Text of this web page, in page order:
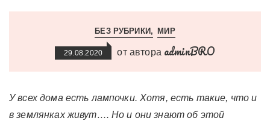
БЕЗ РУБРИКИ МИР
29.08.2020 от автора adminBRO
У всех дома есть лампочки. Хотя, есть такие, что и
в землянках живут…. Но и они знают об этой